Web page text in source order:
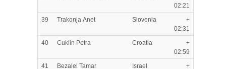
02:21
39
Trakonja Anet Slovenia
+
02:31
40
Cuklin Petra Croatia
+
02:59
41
Bezalel Tamar Israel +